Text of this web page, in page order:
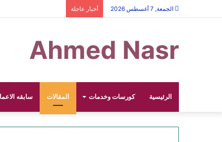
الجمعة, 7 أغسطس 2026 أخبار عاجلة
Ahmed Nasr
الرئيسية كورسات وخدمات المقالات سابقه